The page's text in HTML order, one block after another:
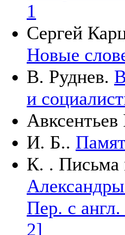
1
Сергей
Новые
В. Руднев.
и
И. Б..
К. . Письма
Пер. с
2]